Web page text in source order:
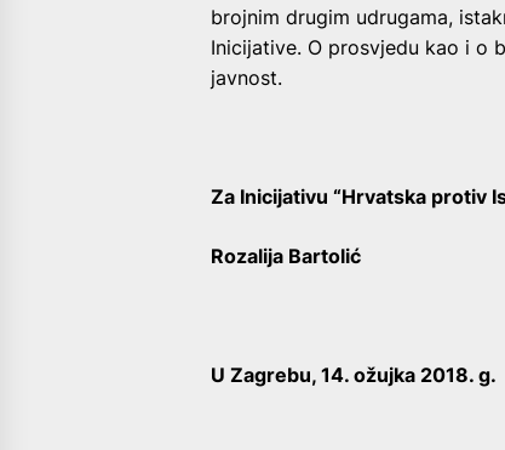
brojnim drugim udrugama,
Inicijative. O prosvjedu kao i o
javnost.
Za Inicijativu “Hrvatska protiv
Rozalija Bartolić
U Zagrebu, 14. ožujka 2018. g.